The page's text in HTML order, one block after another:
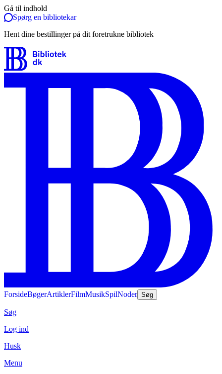
Gå til indhold
Spørg en bibliotekar
Hent dine bestillinger på dit foretrukne bibliotek
ForsideBøgerArtiklerFilmMusikSpilNoder Søg
Søg
Log ind
Husk
Menu